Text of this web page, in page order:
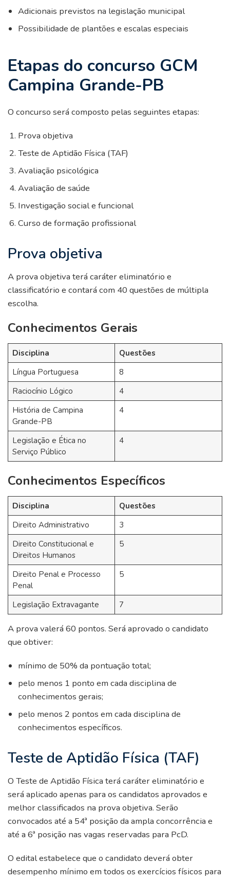
Adicionais previstos na legislação municipal
Possibilidade de plantões e escalas especiais
Etapas do concurso GCM
Campina Grande-PB
O concurso será composto pelas seguintes etapas:
Prova objetiva
Teste de Aptidão Física (TAF)
Avaliação psicológica
Avaliação de saúde
Investigação social e funcional
Curso de formação profissional
Prova objetiva
A prova objetiva terá caráter eliminatório e
classificatório e contará com 40 questões de múltipla
escolha.
Conhecimentos Gerais
Disciplina
Questões
Língua Portuguesa
8
Raciocínio Lógico
4
História de Campina
Grande-PB
4
Legislação e Ética no
Serviço Público
4
Conhecimentos Específicos
Disciplina
Questões
Direito Administrativo
3
Direito Constitucional e
Direitos Humanos
5
Direito Penal e Processo
Penal
5
Legislação Extravagante 7
A prova valerá 60 pontos. Será aprovado o candidato
que obtiver:
mínimo de 50% da pontuação total;
pelo menos 1 ponto em cada disciplina de
conhecimentos gerais;
pelo menos 2 pontos em cada disciplina de
conhecimentos específicos.
Teste de Aptidão Física (TAF)
O Teste de Aptidão Física terá caráter eliminatório e
será aplicado apenas para os candidatos aprovados e
melhor classificados na prova objetiva. Serão
convocados até a 54ª posição da ampla concorrência e
até a 6ª posição nas vagas reservadas para PcD.
O edital estabelece que o candidato deverá obter
desempenho mínimo em todos os exercícios físicos para